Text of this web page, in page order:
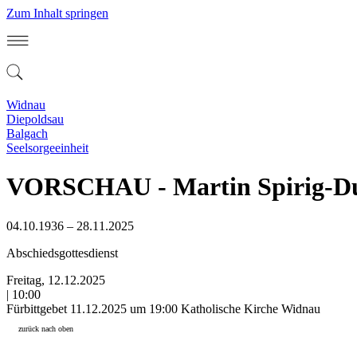
Zum Inhalt springen
Widnau
Diepoldsau
Balgach
Seelsorgeeinheit
VORSCHAU - Martin Spirig-
04.10.1936 – 28.11.2025
Abschiedsgottesdienst
Freitag, 12.12.2025
| 10:00
Fürbittgebet 11.12.2025 um 19:00 Katholische Kirche Widnau
zurück nach oben